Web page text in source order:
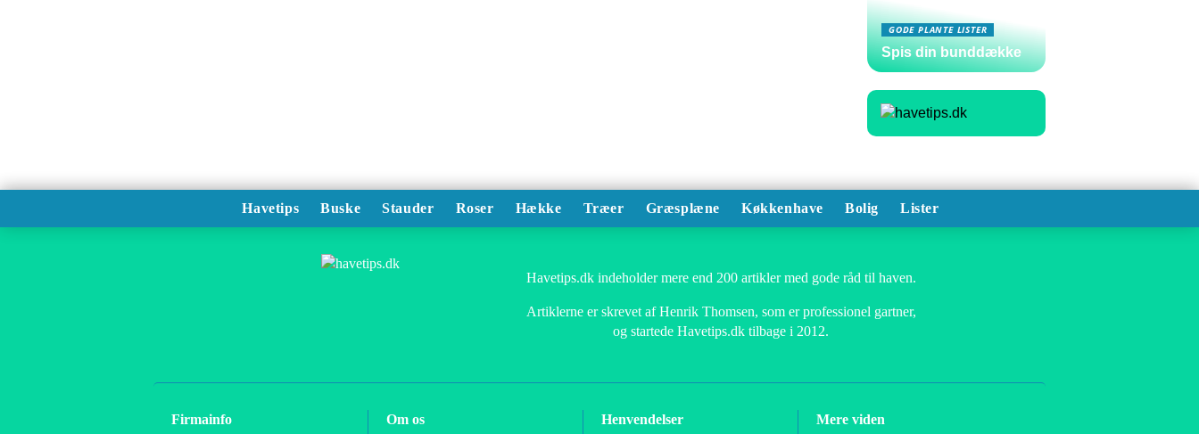
GODE PLANTE LISTER
Spis din bunddække
Havetips Buske Stauder Roser Hække Træer Græsplæne Køkkenhave Bolig Lister
Havetips.dk indeholder mere end 200 artikler med gode råd til haven.
Artiklerne er skrevet af Henrik Thomsen, som er professionel gartner,
og startede Havetips.dk tilbage i 2012.
Firmainfo
Om os
Henvendelser
Mere viden